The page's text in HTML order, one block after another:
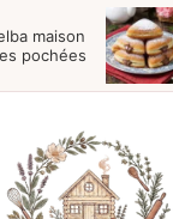
maison
pochées